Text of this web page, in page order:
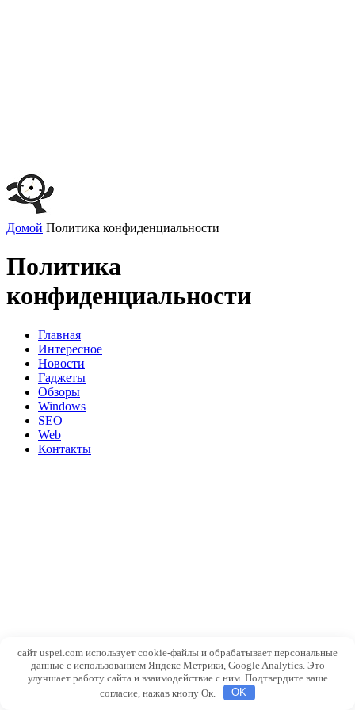
Домой Политика конфиденциальности
Политика
конфиденциальности
Главная
Интересное
Новости
Гаджеты
Обзоры
Windows
SEO
Web
Контакты
сайт uspei.com использует cookie-файлы и обрабатывает персональные
данные с использованием Яндекс Метрики, Google Analytics. Это
улучшает работу сайта и взаимодействие с ним. Подтвердите ваше
согласие, нажав кнопу Ок.
OK